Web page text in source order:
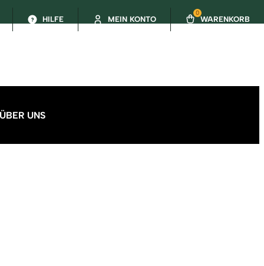
HILFE MEIN KONTO
0
WARENKORB
ÜBER UNS